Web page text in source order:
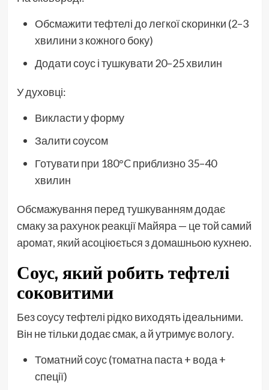
Обсмажити тефтелі до легкої скоринки (2–3
хвилини з кожного боку)
Додати соус і тушкувати 20–25 хвилин
У духовці:
Викласти у форму
Залити соусом
Готувати при 180°C приблизно 35–40
хвилин
Обсмажування перед тушкуванням додає
смаку за рахунок реакції Майяра — це той самий
аромат, який асоціюється з домашньою кухнею.
Соус, який робить тефтелі
соковитими
Без соусу тефтелі рідко виходять ідеальними.
Він не тільки додає смак, а й утримує вологу.
Томатний соус (томатна паста + вода +
спеції)